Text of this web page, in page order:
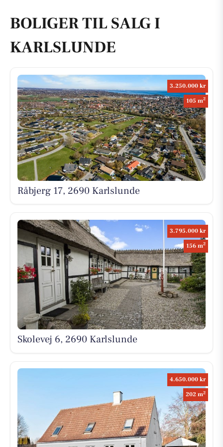
BOLIGER TIL SALG I
KARLSLUNDE
3.250.000 kr
105 m2
Råbjerg 17, 2690 Karlslunde
3.795.000 kr
156 m2
Skolevej 6, 2690 Karlslunde
4.650.000 kr
202 m2